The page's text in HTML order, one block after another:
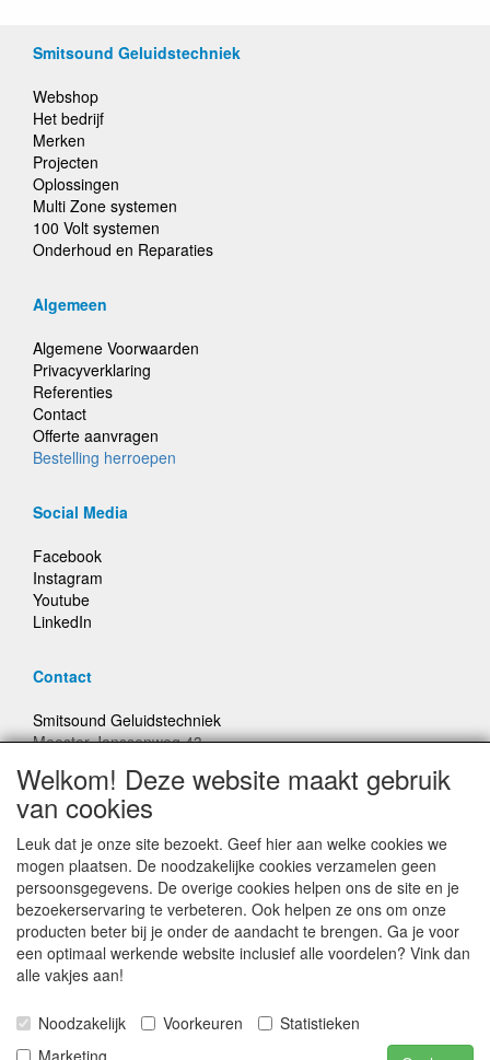
Smitsound Geluidstechniek
Webshop
Het bedrijf
Merken
Projecten
Oplossingen
Multi Zone systemen
100 Volt systemen
Onderhoud en Reparaties
Algemeen
Algemene Voorwaarden
Privacyverklaring
Referenties
Contact
Offerte aanvragen
Bestelling herroepen
Social Media
Facebook
Instagram
Youtube
LinkedIn
Contact
Smitsound Geluidstechniek
Meester Janssenweg 43
E-mail: info@smitsound.nl
Telefoon: +31-(0)6-22256322
Bestellingen binnen Nederland, ongeacht gewicht, verstuurd
voor € 6,95
Prijzen inclusief 21% BTW, tenzij anders vermeldt
© Smitsound Geluidstechniek 2024, alle rechten
Welkom! Deze website maakt gebruik
van cookies
Leuk dat je onze site bezoekt. Geef hier aan welke cookies we
mogen plaatsen. De noodzakelijke cookies verzamelen geen
persoonsgegevens. De overige cookies helpen ons de site en je
bezoekerservaring te verbeteren. Ook helpen ze ons om onze
producten beter bij je onder de aandacht te brengen. Ga je voor
een optimaal werkende website inclusief alle voordelen? Vink dan
alle vakjes aan!
Noodzakelijk Voorkeuren
Statistieken
Marketing